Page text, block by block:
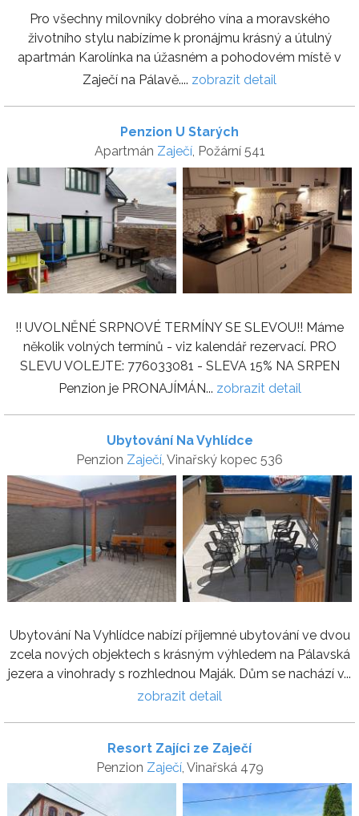
Pro všechny milovníky dobrého vína a moravského
životního stylu nabízíme k pronájmu krásný a útulný
apartmán Karolínka na úžasném a pohodovém místě v
Zaječí na Pálavě.... zobrazit detail
Penzion U Starých
Apartmán Zaječí, Požární 541
!! UVOLNĚNÉ SRPNOVÉ TERMÍNY SE SLEVOU!! Máme
několik volných termínů - viz kalendář rezervací. PRO
SLEVU VOLEJTE: 776033081 - SLEVA 15% NA SRPEN
Penzion je PRONAJÍMÁN... zobrazit detail
Ubytování Na Vyhlídce
Penzion Zaječí , Vinařský kopec 536
Ubytování Na Vyhlídce nabízí příjemné ubytování ve dvou
zcela nových objektech s krásným výhledem na Pálavská
jezera a vinohrady s rozhlednou Maják. Dům se nachází v...
zobrazit detail
Resort Zajíci ze Zaječí
Penzion Zaječí, Vinařská 479